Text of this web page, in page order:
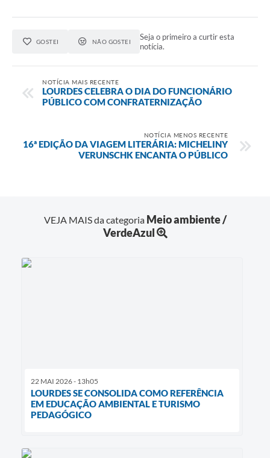
GOSTEI NÃO GOSTEI
Seja o primeiro a curtir esta
notícia.
NOTÍCIA MAIS RECENTE
LOURDES CELEBRA O DIA DO FUNCIONÁRIO
PÚBLICO COM CONFRATERNIZAÇÃO
NOTÍCIA MENOS RECENTE
16ª EDIÇÃO DA VIAGEM LITERÁRIA: MICHELINY
VERUNSCHK ENCANTA O PÚBLICO
VEJA MAIS da categoria Meio ambiente /
VerdeAzul
22 MAI 2026 - 13h05
LOURDES SE CONSOLIDA COMO REFERÊNCIA
EM EDUCAÇÃO AMBIENTAL E TURISMO
PEDAGÓGICO